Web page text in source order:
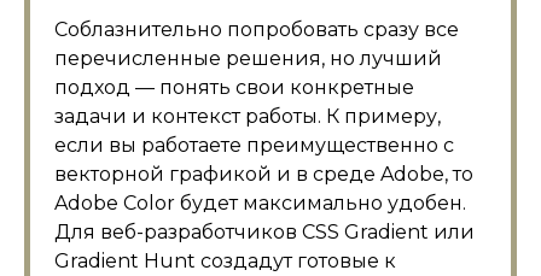
Соблазнительно попробовать сразу все
перечисленные решения, но лучший
подход — понять свои конкретные
задачи и контекст работы. К примеру,
если вы работаете преимущественно с
векторной графикой и в среде Adobe, то
Adobe Color будет максимально удобен.
Для веб-разработчиков CSS Gradient или
Gradient Hunt создадут готовые к